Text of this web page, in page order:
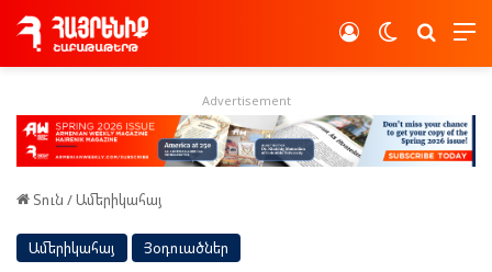
Switch skin
Log In
Advertisement
Տուն /Ամերիկահայ
Ամերիկահայ Յօդուածներ